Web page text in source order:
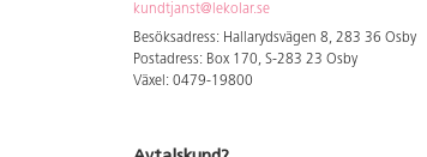
kundtjanst@lekolar.se
Besöksadress: Hallarydsvägen 8, 283 36 Osby
Postadress: Box 170, S-283 23 Osby
Växel: 0479-19800